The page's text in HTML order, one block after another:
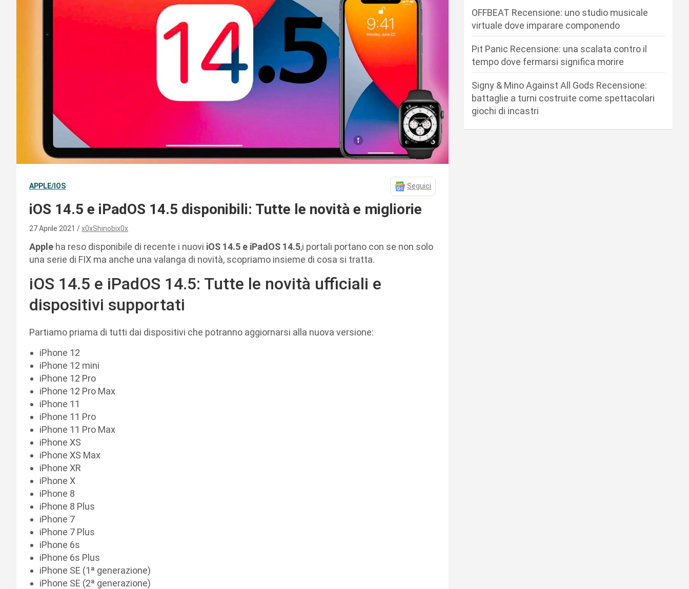
APPLE/IOS Seguici
iOS 14.5 e iPadOS 14.5 disponibili: Tutte le novità e migliorie
27 Aprile 2021 x0xShinobix0x
Apple ha reso disponibile di recente i nuovi iOS 14.5 e iPadOS 14.5,i portali portano con se non solo
una serie di FIX ma anche una valanga di novità, scopriamo insieme di cosa si tratta.
iOS 14.5 e iPadOS 14.5: Tutte le novità ufficiali e
dispositivi supportati
Partiamo priama di tutti dai dispositivi che potranno aggiornarsi alla nuova versione:
iPhone 12
iPhone 12 mini
iPhone 12 Pro
iPhone 12 Pro Max
iPhone 11
iPhone 11 Pro
iPhone 11 Pro Max
iPhone XS
iPhone XS Max
iPhone XR
iPhone X
iPhone 8
iPhone 8 Plus
iPhone 7
iPhone 7 Plus
iPhone 6s
iPhone 6s Plus
iPhone SE (1ª generazione)
iPhone SE (2ª generazione)
OFFBEAT Recensione: uno studio musicale
virtuale dove imparare componendo
Pit Panic Recensione: una scalata contro il
tempo dove fermarsi significa morire
Signy & Mino Against All Gods Recensione:
battaglie a turni costruite come spettacolari
giochi di incastri